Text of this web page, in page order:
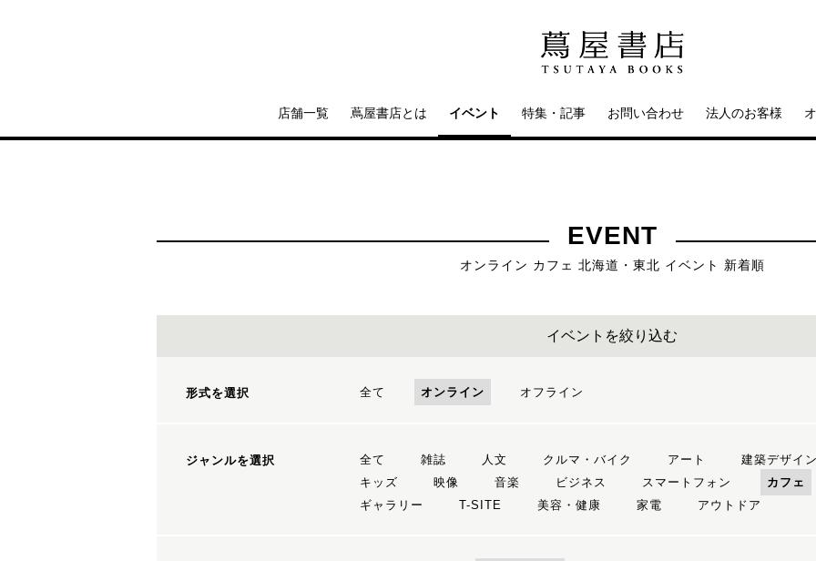
店舗一覧 蔦屋書店とは イベント 特集・記事 お問い合わせ 法人のお客様
EVENT
オンライン カフェ 北海道・東北 イベント 新着順
イベントを絞り込む
形式を選択 全て オンライン オフライン
ジャンルを選択 全て 雑誌 人文 クルマ・バイク アート 建築デザイン
キッズ
映像 音楽 ビジネス スマートフォン カフェ
ギャラリー
T-SITE 美容・健康 家電 アウトドア